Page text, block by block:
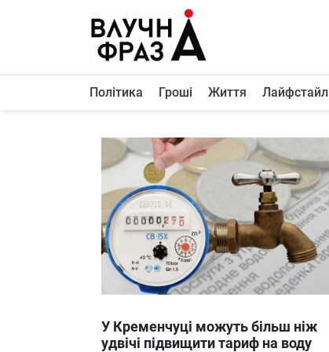
Політика
Життя
Лайфстайл
ТехноНаука
Людина
Корисності
Про нас
Політика Гроші Життя Лайфстайл
У Кременчуці можуть більш ніж
удвічі підвищити тариф на воду